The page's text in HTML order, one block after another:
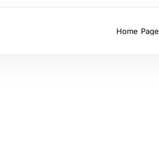
Home Page